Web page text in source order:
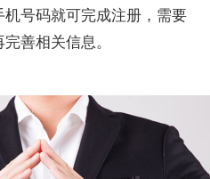
号码就可完成注册，需要
善相关信息。